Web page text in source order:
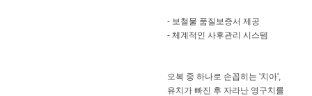
- 보철물 품질보증서 제공
- 체계적인 사후관리 시스템
오복 중 하나로 손꼽히는 '치아',
유치가 빠진 후 자라난 영구치를